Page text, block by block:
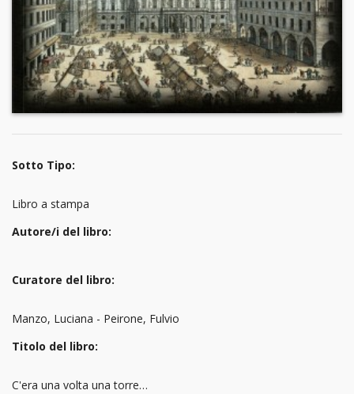
Sotto Tipo:
Libro a stampa
Autore/i del libro:
Curatore del libro:
Manzo, Luciana - Peirone, Fulvio
Titolo del libro:
C'era una volta una torre…